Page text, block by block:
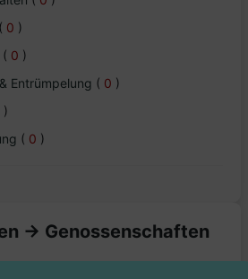
( 0 )
( 0 )
Entrümpelung ( 0 )
)
( 0 )
-> Genossenschaften